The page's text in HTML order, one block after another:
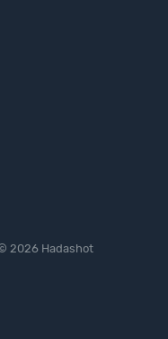
2026 Hadashot